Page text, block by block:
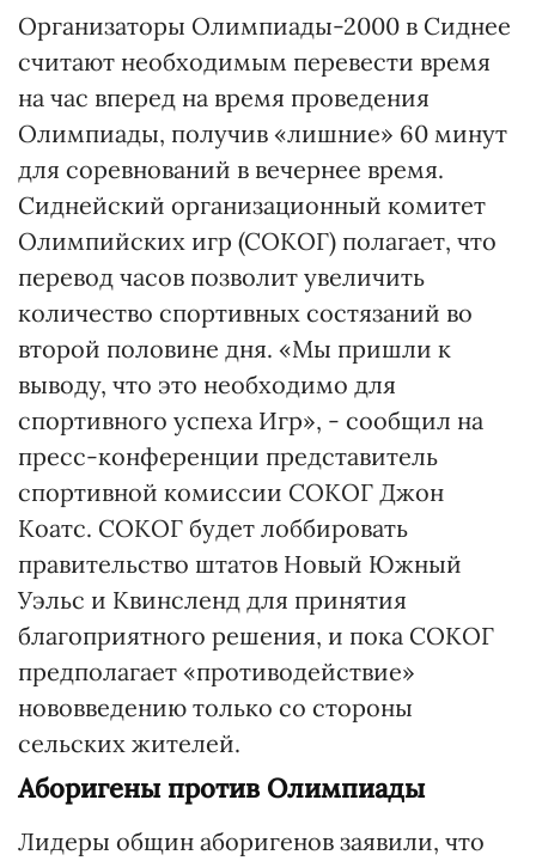
Организаторы Олимпиады-2000 в Сиднее
считают необходимым перевести время
на час вперед на время проведения
Олимпиады, получив «лишние» 60 минут
для соревнований в вечернее время.
Сиднейский организационный комитет
Олимпийских игр (СОКОГ) полагает, что
перевод часов позволит увеличить
количество спортивных состязаний во
второй половине дня. «Мы пришли к
выводу, что это необходимо для
спортивного успеха Игр», - сообщил на
пресс-конференции представитель
спортивной комиссии СОКОГ Джон
Коатс. СОКОГ будет лоббировать
правительство штатов Новый Южный
Уэльс и Квинсленд для принятия
благоприятного решения, и пока СОКОГ
предполагает «противодействие»
нововведению только со стороны
сельских жителей.
Аборигены против Олимпиады
Лидеры общин аборигенов заявили, что